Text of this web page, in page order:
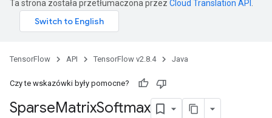
Ta strona została przetłumaczona przez Cloud Translation API
TensorFlow API TensorFlow v2.8.4 Java
Czy te wskazówki były pomocne?
SparseMatrixSoftmax